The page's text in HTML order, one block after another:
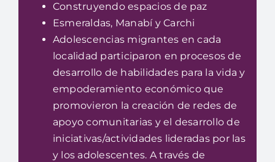
Construyendo espacios de paz
Esmeraldas, Manabí y Carchi
Adolescencias migrantes en cada
localidad participaron en procesos de
desarrollo de habilidades para la vida y
empoderamiento económico que
promovieron la creación de redes de
apoyo comunitarias y el desarrollo de
iniciativas/actividades lideradas por las
y los adolescentes. A través de